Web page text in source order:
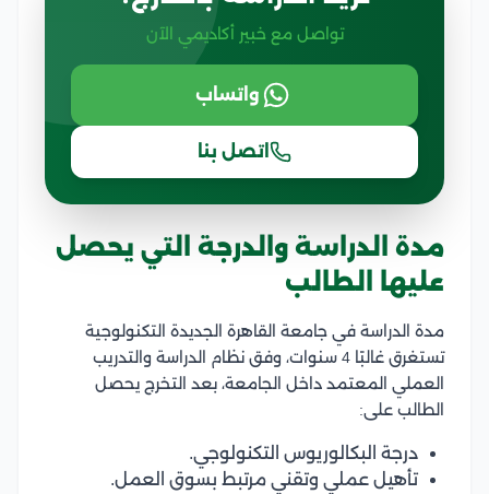
تواصل مع خبير أكاديمي الآن
واتساب
اتصل بنا
مدة الدراسة والدرجة التي يحصل
عليها الطالب
مدة الدراسة في جامعة القاهرة الجديدة التكنولوجية
تستغرق غالبًا 4 سنوات، وفق نظام الدراسة والتدريب
العملي المعتمد داخل الجامعة، بعد التخرج يحصل
الطالب على:
درجة البكالوريوس التكنولوجي.
تأهيل عملي وتقني مرتبط بسوق العمل.